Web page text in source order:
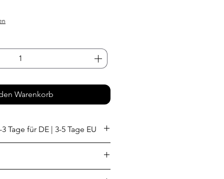
Warenkorb
Tage für DE | 3-5 Tage EU